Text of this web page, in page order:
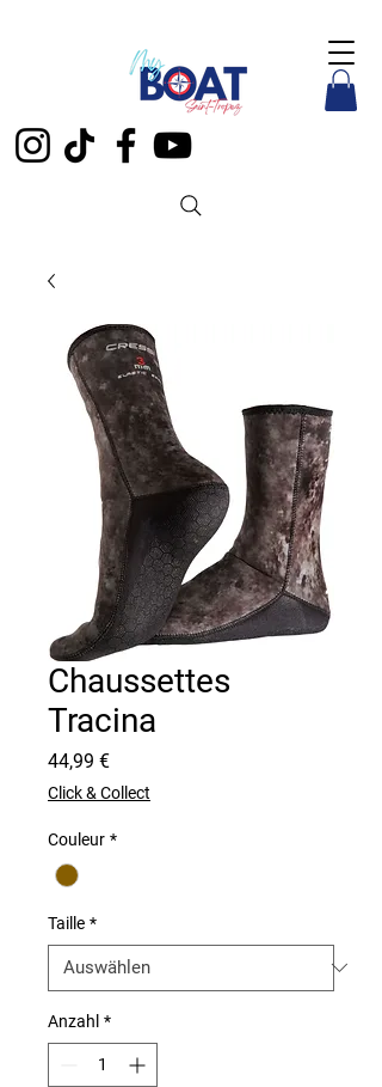
Chaussettes
Tracina
44,99 €Preis
Click & Collect
Couleur *
Taille *
Anzahl *